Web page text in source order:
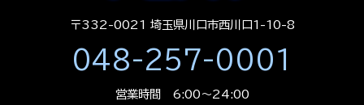
〒332-0021 埼玉県川口市西川口1-10-8
048-257-0001
営業時間 6:00～24:00